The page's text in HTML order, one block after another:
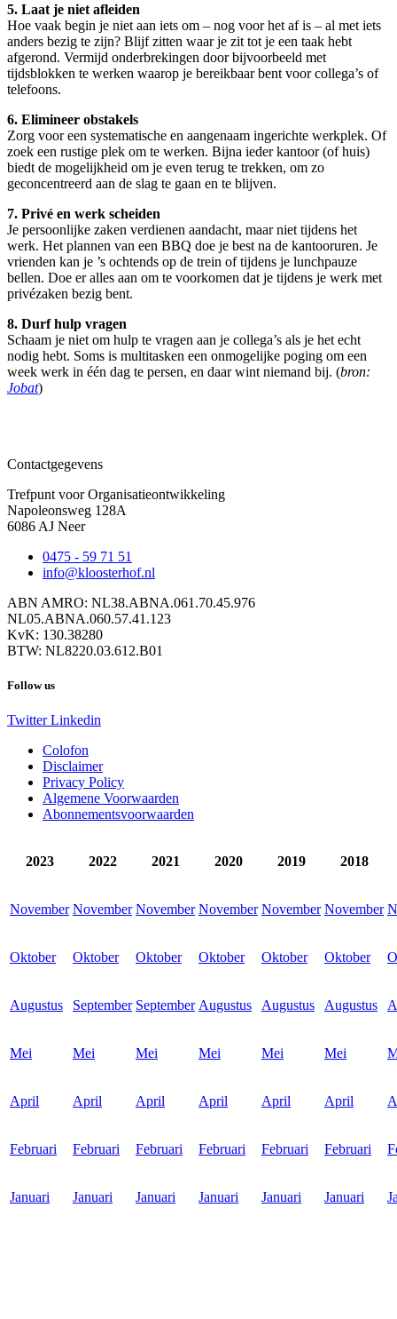
5. Laat je niet afleiden
Hoe vaak begin je niet aan iets om – nog voor het af is – al met iets
anders bezig te zijn? Blijf zitten waar je zit tot je een taak hebt
afgerond. Vermijd onderbrekingen door bijvoorbeeld met
tijdsblokken te werken waarop je bereikbaar bent voor collega’s of
telefoons.
6. Elimineer obstakels
Zorg voor een systematische en aangenaam ingerichte werkplek. Of
zoek een rustige plek om te werken. Bijna ieder kantoor (of huis)
biedt de mogelijkheid om je even terug te trekken, om zo
geconcentreerd aan de slag te gaan en te blijven.
7. Privé en werk scheiden
Je persoonlijke zaken verdienen aandacht, maar niet tijdens het
werk. Het plannen van een BBQ doe je best na de kantooruren. Je
vrienden kan je ’s ochtends op de trein of tijdens je lunchpauze
bellen. Doe er alles aan om te voorkomen dat je tijdens je werk met
privézaken bezig bent.
8. Durf hulp vragen
Schaam je niet om hulp te vragen aan je collega’s als je het echt
nodig hebt. Soms is multitasken een onmogelijke poging om een
week werk in één dag te persen, en daar wint niemand bij. (bron:
Jobat)
Contactgegevens
Trefpunt voor Organisatieontwikkeling
Napoleonsweg 128A
6086 AJ Neer
0475 - 59 71 51
info@kloosterhof.nl
ABN AMRO: NL38.ABNA.061.70.45.976
NL05.ABNA.060.57.41.123
KvK: 130.38280
BTW: NL8220.03.612.B01
Follow us
Twitter Linkedin
Colofon
Disclaimer
Privacy Policy
Algemene Voorwaarden
Abonnementsvoorwaarden
2023 2022 2021 2020 2019 2018
November November November November November November
Oktober Oktober Oktober Oktober Oktober Oktober
Augustus September September Augustus Augustus Augustus
Mei Mei Mei Mei Mei Mei
April April April April April April
Februari Februari Februari Februari Februari Februari
Januari Januari Januari Januari Januari Januari